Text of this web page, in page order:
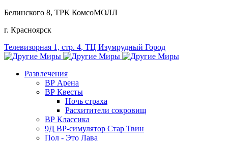
Белинского 8, ТРК КомсоМОЛЛ
г. Красноярск
Телевизорная 1, стр. 4, ТЦ Изумрудный Город
Развлечения
ВР Арена
ВР Квесты
Ночь страха
Расхитители сокровищ
ВР Классика
9Д ВР-симулятор Стар Твин
Пол - Это Лава